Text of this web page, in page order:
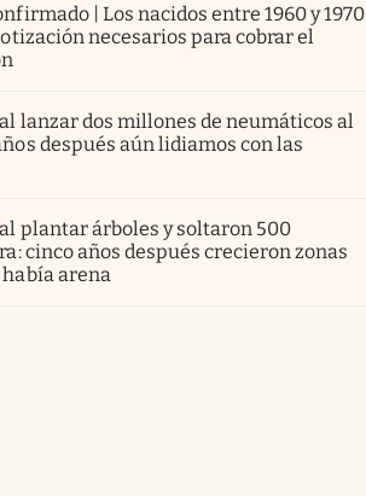
| Los nacidos entre 1960 y 1970
necesarios para cobrar el
lanzar dos millones de neumáticos al
después aún lidiamos con las
plantar árboles y soltaron 500
cinco años después crecieron zonas
arena